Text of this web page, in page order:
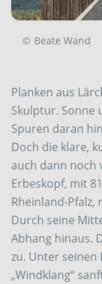
© Beate Wand
Planken aus
Skulptur. Sonne
Spuren daran
Doch die klare,
auch dann noch
Erbeskopf, mit
Rheinland-Pfalz,
Durch seine
Abhang hinaus.
zu. Unter
„Windklang“